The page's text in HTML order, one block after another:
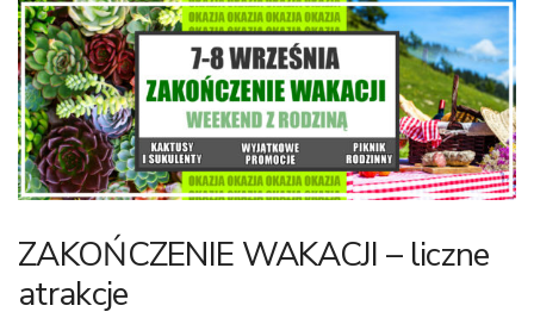
ZAKOŃCZENIE WAKACJI – liczne
atrakcje